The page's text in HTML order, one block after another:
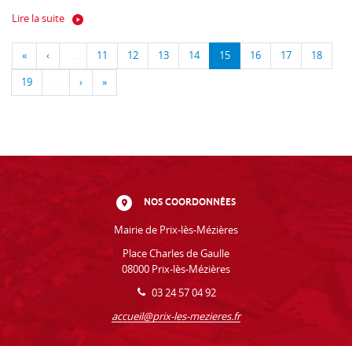
Lire la suite
« ‹ … 11 12 13 14 15 16 17 18
19 … › »
NOS COORDONNÉES
Mairie de Prix-lès-Mézières
Place Charles de Gaulle
08000 Prix-lès-Mézières
03 24 57 04 92
accueil@prix-les-mezieres.fr